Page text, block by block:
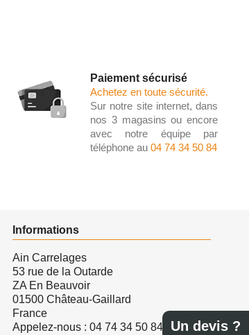
Un devis ?
Paiement sécurisé
Achetez en toute sécurité.
Sur notre site internet, dans
nos 3 magasins ou encore
avec notre équipe par
téléphone au 04 74 34 50 84
Informations
Ain Carrelages
53 rue de la Outarde
ZA En Beauvoir
01500 Château-Gaillard
France
Appelez-nous : 04 74 34 50 84